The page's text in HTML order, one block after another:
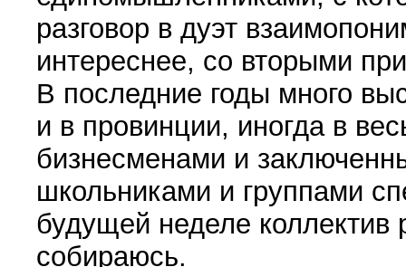
разговор в дуэт
интереснее, со вторыми
В последние годы много
и в провинции, иногда в
бизнесменами и
школьниками и группами
будущей неделе коллектив
собираюсь.